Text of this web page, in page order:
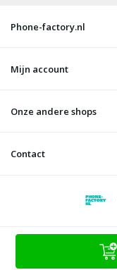
Phone-factory.nl
Mijn account
Onze andere shops
Contact